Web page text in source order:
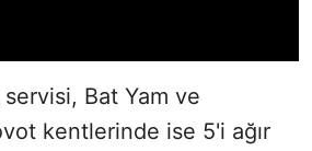
servisi, Bat Yam ve
kentlerinde ise 5'i ağır